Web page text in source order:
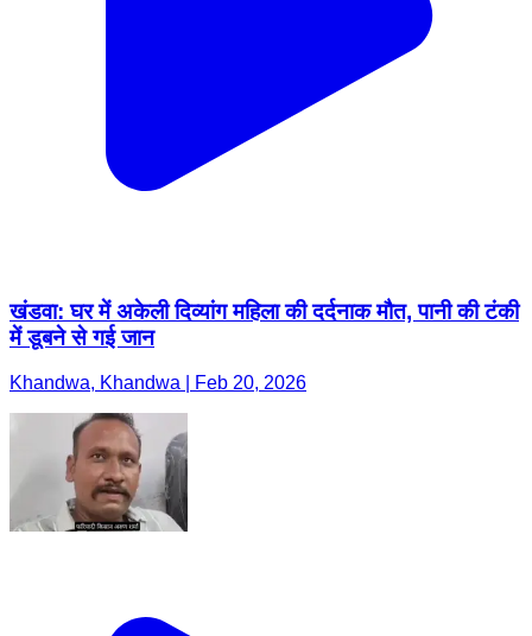
खंडवा: घर में अकेली दिव्यांग महिला की दर्दनाक मौत, पानी की टंकी
में डूबने से गई जान
Khandwa, Khandwa | Feb 20, 2026